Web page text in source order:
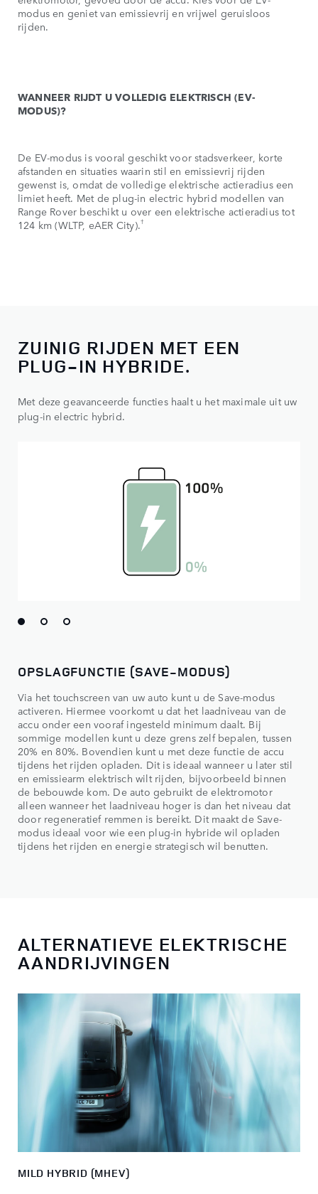
modus en geniet van emissievrij en vrijwel geruisloos
rijden.
WANNEER RIJDT U VOLLEDIG ELEKTRISCH (EV-
MODUS)?
De EV-modus is vooral geschikt voor stadsverkeer, korte
afstanden en situaties waarin stil en emissievrij rijden
gewenst is, omdat de volledige elektrische actieradius een
limiet heeft. Met de plug-in electric hybrid modellen van
Range Rover beschikt u over een elektrische actieradius tot
124 km (WLTP, eAER City).†
ZUINIG RIJDEN MET EEN
PLUG-IN HYBRIDE.
Met deze geavanceerde functies haalt u het maximale uit uw
plug-in electric hybrid.
OPSLAGFUNCTIE (SAVE-MODUS)
Via het touchscreen van uw auto kunt u de Save-modus
activeren. Hiermee voorkomt u dat het laadniveau van de
accu onder een vooraf ingesteld minimum daalt. Bij
sommige modellen kunt u deze grens zelf bepalen, tussen
20% en 80%. Bovendien kunt u met deze functie de accu
tijdens het rijden opladen. Dit is ideaal wanneer u later stil
en emissiearm elektrisch wilt rijden, bijvoorbeeld binnen
de bebouwde kom. De auto gebruikt de elektromotor
alleen wanneer het laadniveau hoger is dan het niveau dat
door regeneratief remmen is bereikt. Dit maakt de Save-
modus ideaal voor wie een plug-in hybride wil opladen
tijdens het rijden en energie strategisch wil benutten.
ALTERNATIEVE ELEKTRISCHE
AANDRIJVINGEN
MILD HYBRID (MHEV)